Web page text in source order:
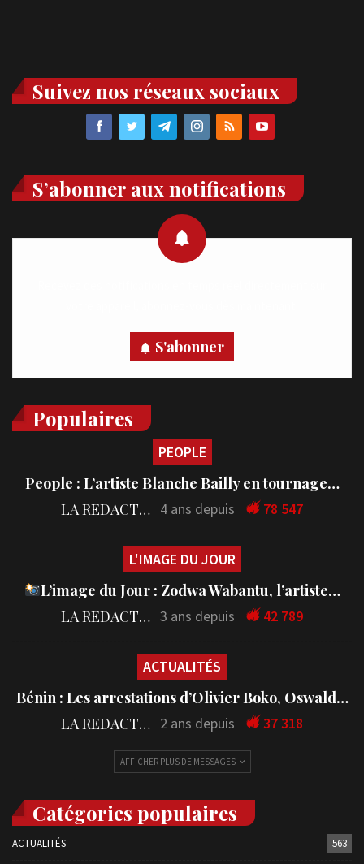
Suivez nos réseaux sociaux
S’abonner aux notifications
S'abonner
Populaires
PEOPLE
People : L’artiste Blanche Bailly en tournage…
LA REDACTION 4 ans depuis 78 547
L'IMAGE DU JOUR
L’image du Jour : Zodwa Wabantu, l’artiste…
LA REDACTION 3 ans depuis 42 789
ACTUALITÉS
Bénin : Les arrestations d’Olivier Boko, Oswald…
LA REDACTION 2 ans depuis 37 318
AFFICHER PLUS DE MESSAGES
Catégories populaires
ACTUALITÉS 563